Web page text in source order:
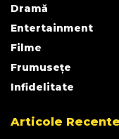
Dramă
Entertainment
Filme
Frumusețe
Infidelitate
Articole Recente